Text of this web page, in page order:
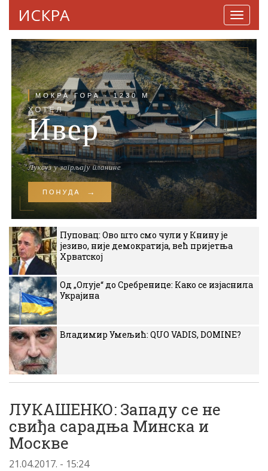
ИСКРА
Пуповац: Ово што смо чули у Книну је
језиво, није демократија, већ пријетња
Хрватској
Од „Олује“ до Сребренице: Како се изјаснила
Украјина
Владимир Умељић: QUO VADIS, DOMINE?
ЛУКАШЕНКО: Западу се не
свиђа сарадња Минска и
Москве
21.04.2017. - 15:24